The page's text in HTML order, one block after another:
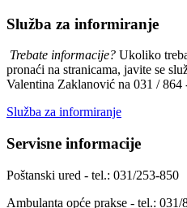
Služba za informiranje
Trebate informacije? Ukoliko
pronaći na stranicama, javite se
Valentina Zaklanović na 031 / 864
Služba za informiranje
Servisne informacije
Poštanski ured - tel.: 031/253-850
Ambulanta opće prakse - tel.: 031/